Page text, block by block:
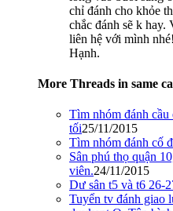
chỉ đánh cho khỏe
chắc đánh sẽ k hay.
liên hệ với mình
Hạnh.
More Threads in same
Tìm nhóm đánh
tối25/11/2015
Tìm nhóm đánh cố
Sân phú thọ quận
viên.24/11/2015
Dư sân t5 và t6 26-
Tuyển tv đánh giao